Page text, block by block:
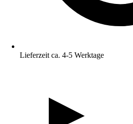
Lieferzeit ca. 4-5 Werktage